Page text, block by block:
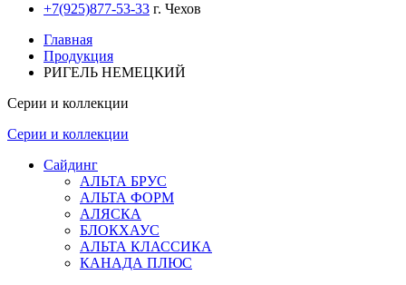
+7(925)877-53-33 г. Чехов
Главная
Продукция
РИГЕЛЬ НЕМЕЦКИЙ
Серии и коллекции
Серии и коллекции
Сайдинг
АЛЬТА БРУС
АЛЬТА ФОРМ
АЛЯСКА
БЛОКХАУС
АЛЬТА КЛАССИКА
КАНАДА ПЛЮС